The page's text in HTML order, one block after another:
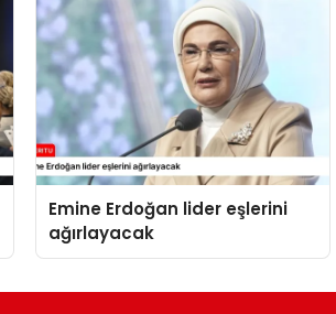
Emine Erdoğan lider eşlerini
ağırlayacak